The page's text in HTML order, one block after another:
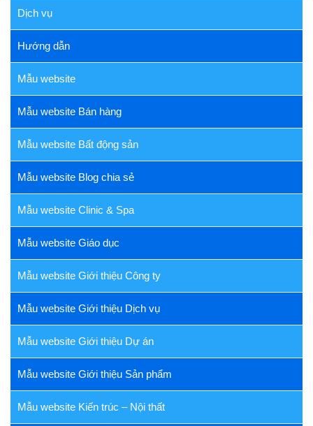
Dịch vụ
Hướng dẫn
Mẫu website
Mẫu website Bán hàng
Mẫu website Bất động sản
Mẫu website Blog chia sẻ
Mẫu website Clinic & Spa
Mẫu website Giáo dục
Mẫu website Giới thiệu Công ty
Mẫu website Giới thiệu Dịch vụ
Mẫu website Giới thiệu Dự án
Mẫu website Giới thiệu Sản phẩm
Mẫu website Kiến trúc – Nội thất